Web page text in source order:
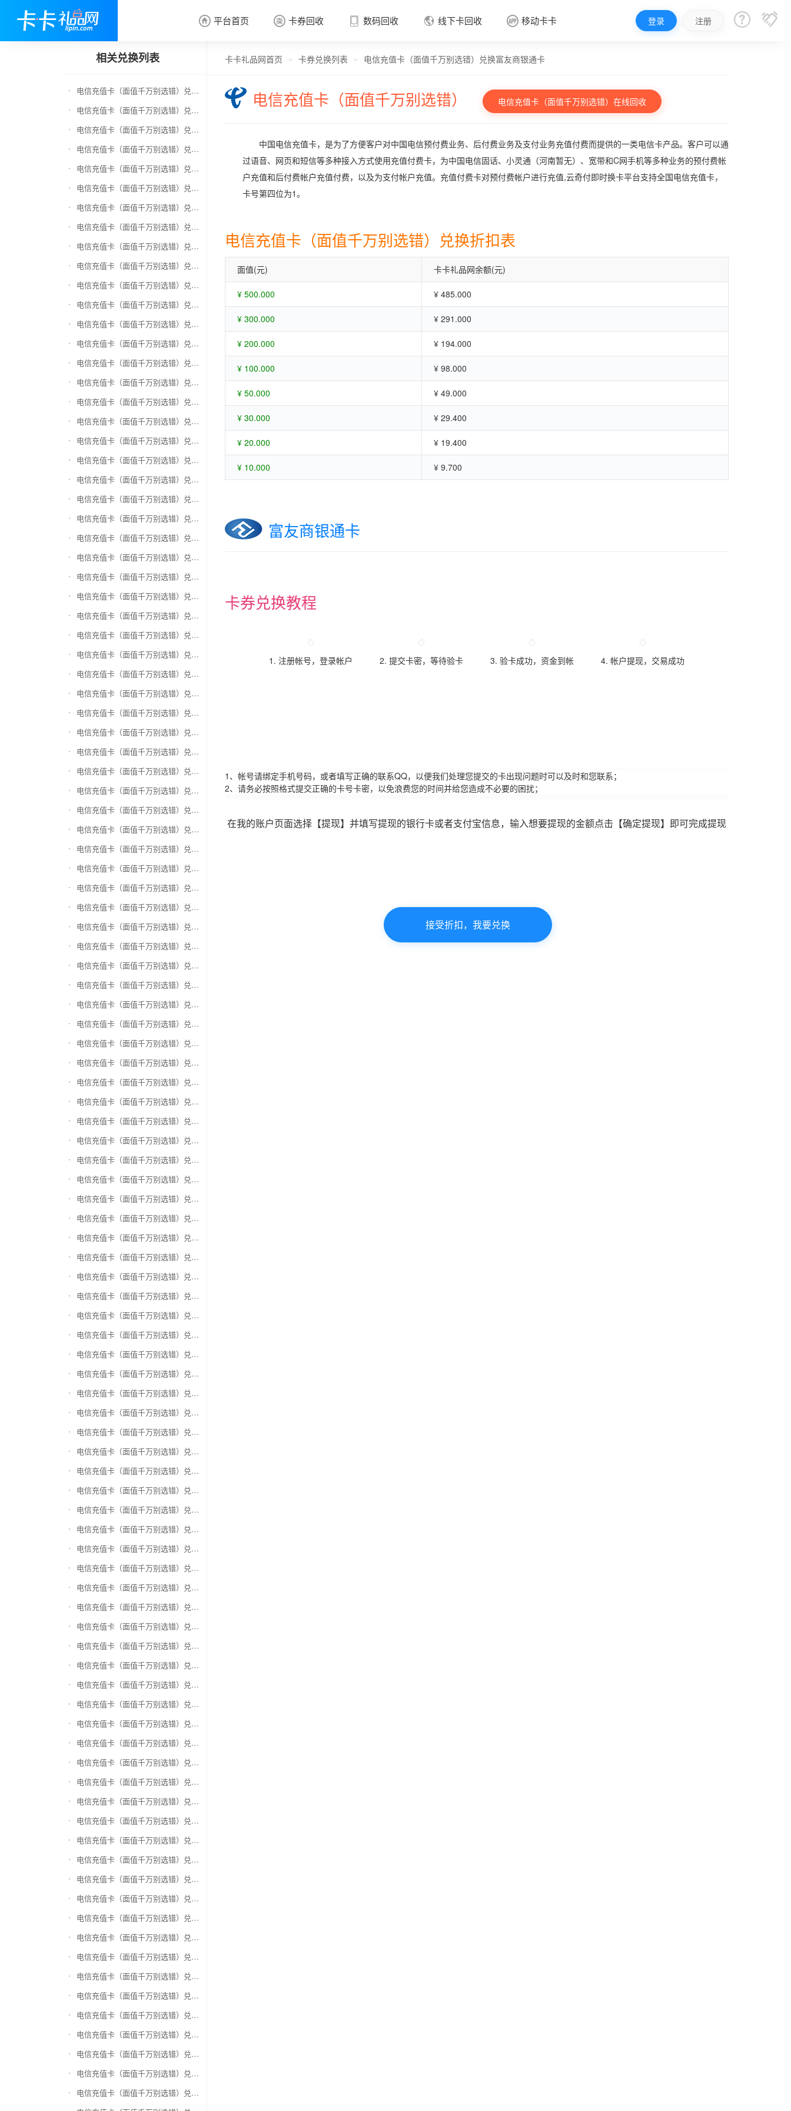
 平台首页  卡券回收
 卡券回收
 数码回收  线下卡回收  移动卡卡 登录 注册  
相关兑换列表
电信充值卡（面值千万别选错）兑换京东E卡
电信充值卡（面值千万别选错）兑换中石化加油卡
电信充值卡（面值千万别选错）兑换移动充值卡（面值千万别选错）
电信充值卡（面值千万别选错）兑换联通充值卡（面值千万别选错）
电信充值卡（面值千万别选错）兑换京东钢镚
电信充值卡（面值千万别选错）兑换中石化加油卡无卡号（面值千万别选错）
电信充值卡（面值千万别选错）兑换中石油全国充值卡
电信充值卡（面值千万别选错）兑换京东领货码
电信充值卡（面值千万别选错）兑换京东超市卡
电信充值卡（面值千万别选错）兑换苏宁易购礼品卡
电信充值卡（面值千万别选错）兑换骏网一卡通
电信充值卡（面值千万别选错）兑换骏网乐充
电信充值卡（面值千万别选错）兑换汇元智付卡
电信充值卡（面值千万别选错）兑换携程任我行
电信充值卡（面值千万别选错）兑换中欣卡(中欣通卡)
电信充值卡（面值千万别选错）兑换盛大一卡通
电信充值卡（面值千万别选错）兑换网易一卡通
电信充值卡（面值千万别选错）兑换天宏一卡通（易冲天宏卡）
电信充值卡（面值千万别选错）兑换巨人一卡通(征途卡)
电信充值卡（面值千万别选错）兑换美团礼品卡
电信充值卡（面值千万别选错）兑换(百联卡)联华ok卡
电信充值卡（面值千万别选错）兑换资和信
电信充值卡（面值千万别选错）兑换沃尔玛购物卡
电信充值卡（面值千万别选错）兑换和信通
电信充值卡（面值千万别选错）兑换拉卡拉沃尔玛
电信充值卡（面值千万别选错）兑换携程任我游
电信充值卡（面值千万别选错）兑换中银通支付(银联购物卡)
电信充值卡（面值千万别选错）兑换瑞祥商联卡
电信充值卡（面值千万别选错）兑换家乐福超市卡
电信充值卡（面值千万别选错）兑换Q币卡
电信充值卡（面值千万别选错）兑换联通积分Q币
电信充值卡（面值千万别选错）兑换完美一卡通
电信充值卡（面值千万别选错）兑换久游一卡通
电信充值卡（面值千万别选错）兑换搜狐一卡通
电信充值卡（面值千万别选错）兑换中国区苹果充值卡
电信充值卡（面值千万别选错）兑换账号内Q币寄售（维护中）
电信充值卡（面值千万别选错）兑换唯品会礼品卡(唯品卡)
电信充值卡（面值千万别选错）兑换万商卡
电信充值卡（面值千万别选错）兑换飞银彩虹卡
电信充值卡（面值千万别选错）兑换天猫超市卡/享淘卡
电信充值卡（面值千万别选错）兑换万里通积分卡
电信充值卡（面值千万别选错）兑换壹钱包(壹卡会)
电信充值卡（面值千万别选错）兑换去哪儿礼品卡
电信充值卡（面值千万别选错）兑换阳光卡(阳光爱车)
电信充值卡（面值千万别选错）兑换华润万家购物卡
电信充值卡（面值千万别选错）兑换华润苏果卡(苏果超市卡)（维护 请暂停提交）
电信充值卡（面值千万别选错）兑换天虹购物卡
电信充值卡（面值千万别选错）兑换盒马生鲜礼品卡
电信充值卡（面值千万别选错）兑换屈臣氏
电信充值卡（面值千万别选错）兑换大润发购物卡
电信充值卡（面值千万别选错）兑换银泰百货银泰卡
电信充值卡（面值千万别选错）兑换物美/美通卡
电信充值卡（面值千万别选错）兑换世纪联华充值卡(杭州联华)
电信充值卡（面值千万别选错）兑换重百世纪卡(重庆百货)
电信充值卡（面值千万别选错）兑换南京中央商场购物卡
电信充值卡（面值千万别选错）兑换银座购物卡（黑卡）
电信充值卡（面值千万别选错）兑换叮咚买菜（限通用礼品卡）
电信充值卡（面值千万别选错）兑换上海家化卡
电信充值卡（面值千万别选错）兑换山东一卡通
电信充值卡（面值千万别选错）兑换大众E卡通
电信充值卡（面值千万别选错）兑换杭州市民卡
电信充值卡（面值千万别选错）兑换驴妈妈礼品卡
电信充值卡（面值千万别选错）兑换永辉超市卡（限实体卡）
电信充值卡（面值千万别选错）兑换中百超市购物卡
电信充值卡（面值千万别选错）兑换爱奇艺会员激活码
电信充值卡（面值千万别选错）兑换腾讯视频会员激活码
电信充值卡（面值千万别选错）兑换优酷会员激活码
电信充值卡（面值千万别选错）兑换搜狐视频
电信充值卡（面值千万别选错）兑换芒果TV
电信充值卡（面值千万别选错）兑换QQ音乐
电信充值卡（面值千万别选错）兑换酷狗音乐
电信充值卡（面值千万别选错）兑换周黑鸭
电信充值卡（面值千万别选错）兑换一号店礼品卡
电信充值卡（面值千万别选错）兑换亚马逊（只要实体卡）
电信充值卡（面值千万别选错）兑换中粮我买网礼品卡
电信充值卡（面值千万别选错）兑换当当礼品卡
电信充值卡（面值千万别选错）兑换国美红券
电信充值卡（面值千万别选错）兑换盛付通卡
电信充值卡（面值千万别选错）兑换付费通
电信充值卡（面值千万别选错）兑换得仕通卡
电信充值卡（面值千万别选错）兑换便利通卡
电信充值卡（面值千万别选错）兑换同程旅游卡
电信充值卡（面值千万别选错）兑换万能消费卡
电信充值卡（面值千万别选错）兑换生活杉德卡
电信充值卡（面值千万别选错）兑换世通卡
电信充值卡（面值千万别选错）兑换商盟卡
电信充值卡（面值千万别选错）兑换赢点生活卡
电信充值卡（面值千万别选错）兑换智惠卡
电信充值卡（面值千万别选错）兑换途牛商旅卡
电信充值卡（面值千万别选错）兑换天天一卡通
电信充值卡（面值千万别选错）兑换(易初)卜蜂莲花礼品卡
电信充值卡（面值千万别选错）兑换神州运通超级卡(运通网购卡)
电信充值卡（面值千万别选错）兑换中石油省卡
电信充值卡（面值千万别选错）兑换必胜客
电信充值卡（面值千万别选错）兑换星巴克
电信充值卡（面值千万别选错）兑换哈根达斯电子券
电信充值卡（面值千万别选错）兑换平安1768欢乐豆
电信充值卡（面值千万别选错）兑换金山一卡通
电信充值卡（面值千万别选错）兑换汉购通
电信充值卡（面值千万别选错）兑换肯德基
电信充值卡（面值千万别选错）兑换CoCo
电信充值卡（面值千万别选错）兑换COSTA
电信充值卡（面值千万别选错）兑换滴滴打车
电信充值卡（面值千万别选错）兑换锦江e卡通(锦江一卡通)
卡卡礼品网首页 > 卡券兑换列表 > 电信充值卡（面值千万别选错）兑换富友商银通卡
电信充值卡（面值千万别选错） 电信充值卡（面值千万别选错）在线回收
中国电信充值卡，是为了方便客户对中国电信预付费业务、后付费业务及支付业务充值付费而提供的一类电信卡产品。客户可以通
过语音、网页和短信等多种接入方式使用充值付费卡，为中国电信固话、小灵通（河南暂无）、宽带和C网手机等多种业务的预付费帐
户充值和后付费帐户充值付费，以及为支付帐户充值。充值付费卡对预付费帐户进行充值,云奇付即时换卡平台支持全国电信充值卡，
卡号第四位为1。
电信充值卡（面值千万别选错）兑换折扣表
面值(元) 卡卡礼品网余额(元)
¥ 500.000 ¥ 485.000
¥ 300.000 ¥ 291.000
¥ 200.000 ¥ 194.000
¥ 100.000 ¥ 98.000
¥ 50.000 ¥ 49.000
¥ 30.000 ¥ 29.400
¥ 20.000 ¥ 19.400
¥ 10.000 ¥ 9.700
富友商银通卡
卡券兑换教程
1. 注册帐号，登录帐户 2. 提交卡密，等待验卡 3. 验卡成功，资金到帐 4. 帐户提现，交易成功
1、帐号请绑定手机号码，或者填写正确的联系QQ，以便我们处理您提交的卡出现问题时可以及时和您联系；
2、请务必按照格式提交正确的卡号卡密，以免浪费您的时间并给您造成不必要的困扰；
在我的账户页面选择【提现】并填写提现的银行卡或者支付宝信息，输入想要提现的金额点击【确定提现】即可完成提现
接受折扣，我要兑换